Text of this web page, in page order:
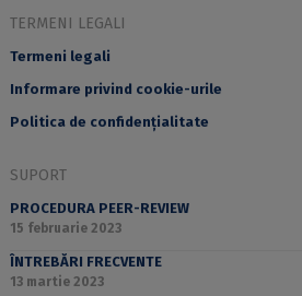
TERMENI LEGALI
Termeni legali
Informare privind cookie-urile
Politica de confidențialitate
SUPORT
PROCEDURA PEER-REVIEW
15 februarie 2023
ÎNTREBĂRI FRECVENTE
13 martie 2023